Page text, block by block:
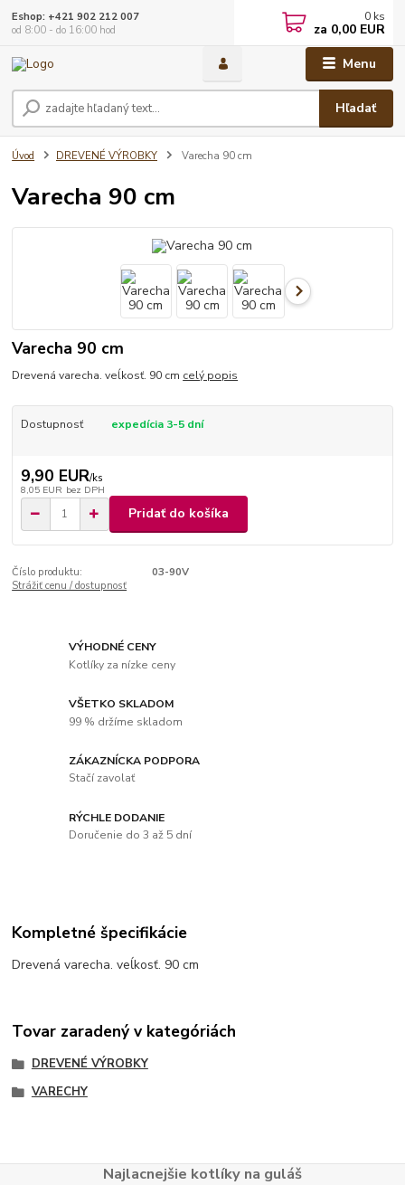
Menu
Hľadať
Eshop: +421 902 212 007
od 8:00 - do 16:00 hod
0 ks
za 0,00 EUR
Úvod DREVENÉ VÝROBKY Varecha 90 cm
Varecha 90 cm
Varecha 90 cm
Drevená varecha. veĺkosť. 90 cm celý popis
Dostupnosť expedícia 3-5 dní
9,90 EUR/ks
8,05 EUR bez DPH
Pridať do košíka
Číslo produktu:
03-90V
Strážiť cenu / dostupnosť
VÝHODNÉ CENY
Kotlíky za nízke ceny
VŠETKO SKLADOM
99 % držíme skladom
ZÁKAZNÍCKA PODPORA
Stačí zavolať
RÝCHLE DODANIE
Doručenie do 3 až 5 dní
Kompletné špecifikácie
Drevená varecha. veĺkosť. 90 cm
Tovar zaradený v kategóriách
DREVENÉ VÝROBKY
VARECHY
Najlacnejšie kotlíky na guláš